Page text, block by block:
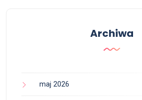
Archiwa
maj 2026